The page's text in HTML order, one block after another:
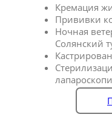
Кремация
Прививки
Ночная
Солянский